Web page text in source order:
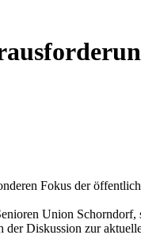
Fokus der
Union
Diskussion zur